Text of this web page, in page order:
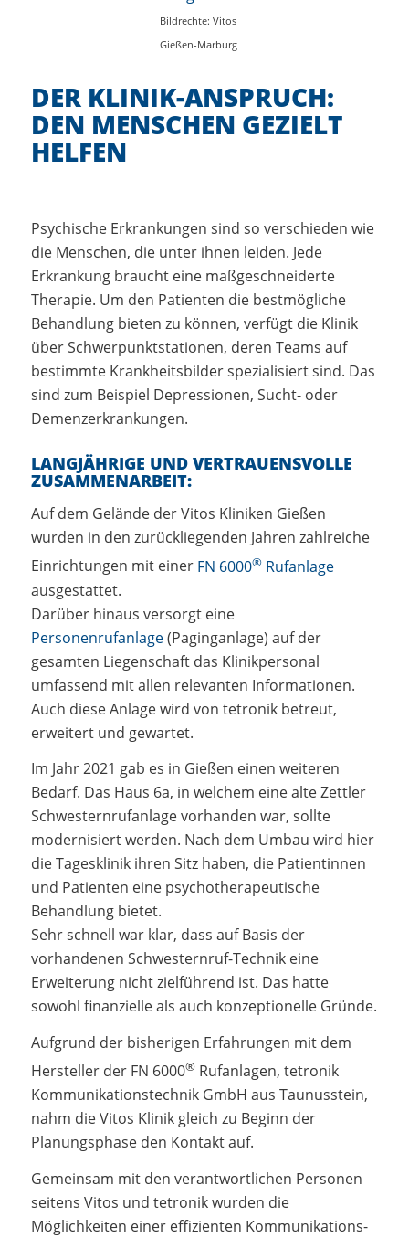
Bildrechte: Vitos
Gießen-Marburg
DER KLINIK-ANSPRUCH:
DEN MENSCHEN GEZIELT
HELFEN
Psychische Erkrankungen sind so verschieden wie
die Menschen, die unter ihnen leiden. Jede
Erkrankung braucht eine maßgeschneiderte
Therapie. Um den Patienten die bestmögliche
Behandlung bieten zu können, verfügt die Klinik
über Schwerpunktstationen, deren Teams auf
bestimmte Krankheitsbilder spezialisiert sind. Das
sind zum Beispiel Depressionen, Sucht- oder
Demenzerkrankungen.
LANGJÄHRIGE UND VERTRAUENSVOLLE
ZUSAMMENARBEIT:
Auf dem Gelände der Vitos Kliniken Gießen
wurden in den zurückliegenden Jahren zahlreiche
Einrichtungen mit einer FN 6000®Rufanlage
ausgestattet.
Darüber hinaus versorgt eine
Personenrufanlage(Paginganlage) auf der
gesamten Liegenschaft das Klinikpersonal
umfassend mit allen relevanten Informationen.
Auch diese Anlage wird von tetronik betreut,
erweitert und gewartet.
Im Jahr 2021 gab es in Gießen einen weiteren
Bedarf. Das Haus 6a, in welchem eine alte Zettler
Schwesternrufanlage vorhanden war, sollte
modernisiert werden. Nach dem Umbau wird hier
die Tagesklinik ihren Sitz haben, die Patientinnen
und Patienten eine psychotherapeutische
Behandlung bietet.
Sehr schnell war klar, dass auf Basis der
vorhandenen Schwesternruf-Technik eine
Erweiterung nicht zielführend ist. Das hatte
sowohl finanzielle als auch konzeptionelle Gründe.
Aufgrund der bisherigen Erfahrungen mit dem
Hersteller der FN 6000®Rufanlagen, tetronik
Kommunikationstechnik GmbH aus Taunusstein,
nahm die Vitos Klinik gleich zu Beginn der
Planungsphase den Kontakt auf.
Gemeinsam mit den verantwortlichen Personen
seitens Vitos und tetronik wurden die
Möglichkeiten einer effizienten Kommunikations-